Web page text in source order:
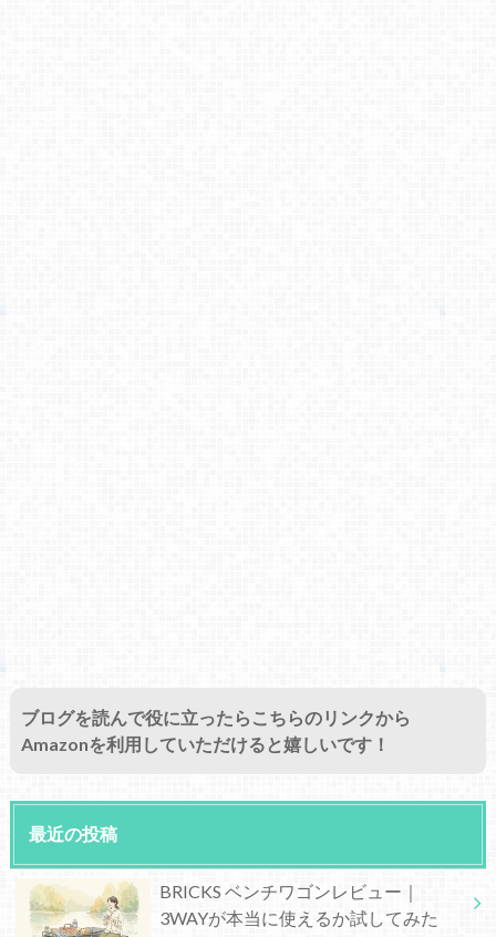
ブログを読んで役に立ったらこちらのリンクから
Amazonを利用していただけると嬉しいです！
最近の投稿
BRICKS ベンチワゴンレビュー｜
3WAYが本当に使えるか試してみた